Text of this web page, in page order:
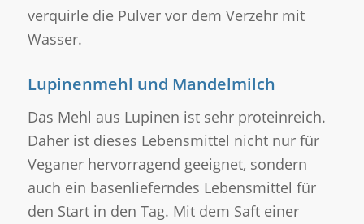
verquirle die Pulver vor dem Verzehr mit
Wasser.
Lupinenmehl und Mandelmilch
Das Mehl aus Lupinen ist sehr proteinreich.
Daher ist dieses Lebensmittel nicht nur für
Veganer hervorragend geeignet, sondern
auch ein basenlieferndes Lebensmittel für
den Start in den Tag. Mit dem Saft einer